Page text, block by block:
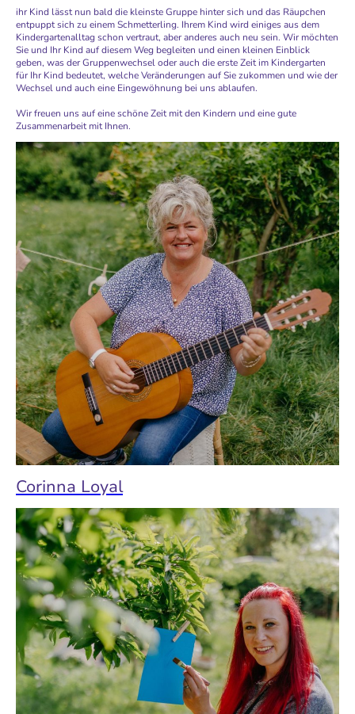
ihr Kind lässt nun bald die kleinste Gruppe hinter sich und das Räupchen
entpuppt sich zu einem Schmetterling. Ihrem Kind wird einiges aus dem
Kindergartenalltag schon vertraut, aber anderes auch neu sein. Wir möchten
Sie und Ihr Kind auf diesem Weg begleiten und einen kleinen Einblick
geben, was der Gruppenwechsel oder auch die erste Zeit im Kindergarten
für Ihr Kind bedeutet, welche Veränderungen auf Sie zukommen und wie der
Wechsel und auch eine Eingewöhnung bei uns ablaufen.
Wir freuen uns auf eine schöne Zeit mit den Kindern und eine gute
Zusammenarbeit mit Ihnen.
Corinna Loyal